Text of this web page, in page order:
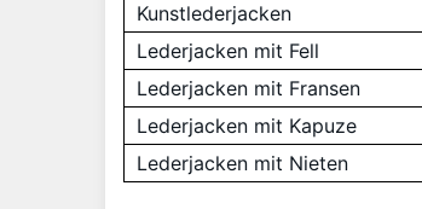
Kunstlederjacken
Lederjacken mit Fell
Lederjacken mit Fransen
Lederjacken mit Kapuze
Lederjacken mit Nieten